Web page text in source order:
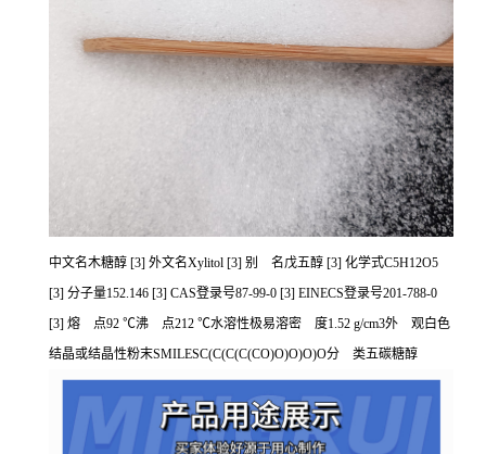
中文名木糖醇 [3] 外文名Xylitol [3] 别 名戊五醇 [3] 化学式C5H12O5
[3] 分子量152.146 [3] CAS登录号87-99-0 [3] EINECS登录号201-788-0
[3] 熔 点92 ℃沸 点212 ℃水溶性极易溶密 度1.52 g/cm3外 观白色
结晶或结晶性粉末SMILESC(C(C(C(CO)O)O)O)O分 类五碳糖醇